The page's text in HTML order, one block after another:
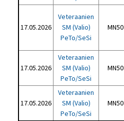
17.05.2026
Veteraanien
SM (Valio)
PeTo/SeSi
MN50
17.05.2026
Veteraanien
SM (Valio)
PeTo/SeSi
MN50
17.05.2026
Veteraanien
SM (Valio)
PeTo/SeSi
MN50